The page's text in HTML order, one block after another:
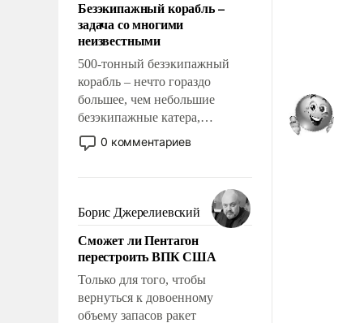
слабым, идти вперед и
адаптироваться.
Безэкипажный корабль –
задача со многими
неизвестными
500-тонный безэкипажный
корабль – нечто гораздо
большее, чем небольшие
безэкипажные катера,
применение которых уже
стало обыденностью. Задача по
сложна и амбициозна. Однако
и ее реализация радикально
поднимет наши боевые
возможности.
0 комментариев
Борис Джерелиевский
Сможет ли Пентагон
перестроить ВПК США
Только для того, чтобы
вернуться к довоенному
объему запасов ракет